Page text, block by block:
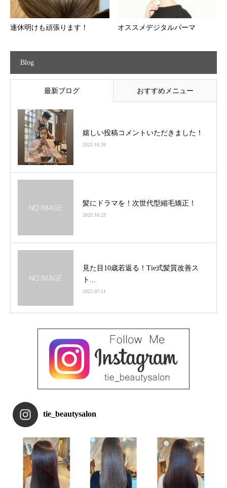
連休明けも頑張ります！ オススメデジタルパーマ
Blog
最新ブログ おすすめメニュー
嬉しい投稿コメントいただきました！
2023.10.26
髪にドラマを！次世代型縮毛矯正！
2023.10.23
見た目10歳若返る！Tie式髪質改善ス
ト...
2022.07.11
tie_beautysalon